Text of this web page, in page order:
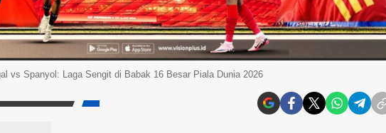
vs Spanyol: Laga Sengit di Babak 16 Besar Piala Dunia 2026